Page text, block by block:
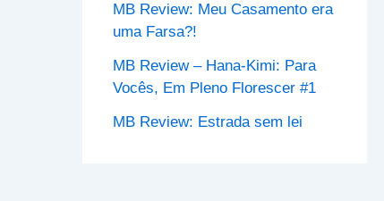
MB Review: Meu Casamento era
uma Farsa?!
MB Review – Hana-Kimi: Para
Vocês, Em Pleno Florescer #1
MB Review: Estrada sem lei